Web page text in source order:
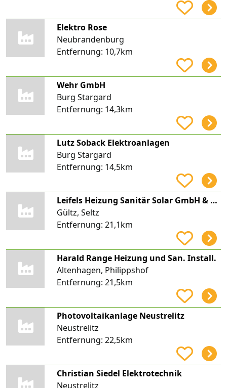
Elektro Rose
Neubrandenburg
Entfernung: 10,7km
Wehr GmbH
Burg Stargard
Entfernung: 14,3km
Lutz Soback Elektroanlagen
Burg Stargard
Entfernung: 14,5km
Leifels Heizung Sanitär Solar GmbH & Co. KG
Gültz, Seltz
Entfernung: 21,1km
Harald Range Heizung und San. Install.
Altenhagen, Philippshof
Entfernung: 21,5km
Photovoltaikanlage Neustrelitz
Neustrelitz
Entfernung: 22,5km
Christian Siedel Elektrotechnik
Neustrelitz